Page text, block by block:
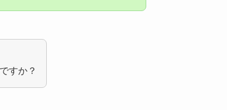
すか？